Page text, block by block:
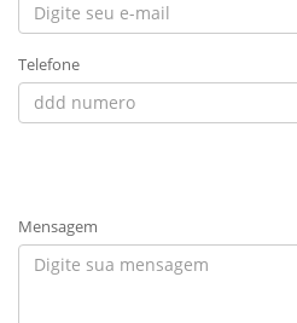
Telefone
Mensagem